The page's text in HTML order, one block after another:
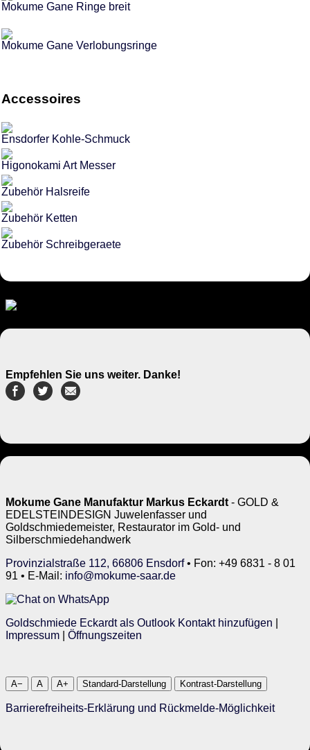
Mokume Gane Ringe breit
Mokume Gane Verlobungsringe
Accessoires
Ensdorfer Kohle-Schmuck
Higonokami Art Messer
Zubehör Halsreife
Zubehör Ketten
Zubehör Schreibgeraete
Empfehlen Sie uns weiter. Danke!
Mokume Gane Manufaktur Markus Eckardt - GOLD &
EDELSTEINDESIGN Juwelenfasser und
Goldschmiedemeister, Restaurator im Gold- und
Silberschmiedehandwerk
Provinzialstraße 112, 66806 Ensdorf• Fon: +49 6831 - 8 01
91 • E-Mail: info@mokume-saar.de
Goldschmiede Eckardt als Outlook Kontakt hinzufügen
Impressum
Öffnungszeiten
A− A A+ Standard-Darstellung Kontrast-Darstellung
Barrierefreiheits-Erklärung und Rückmelde-Möglichkeit